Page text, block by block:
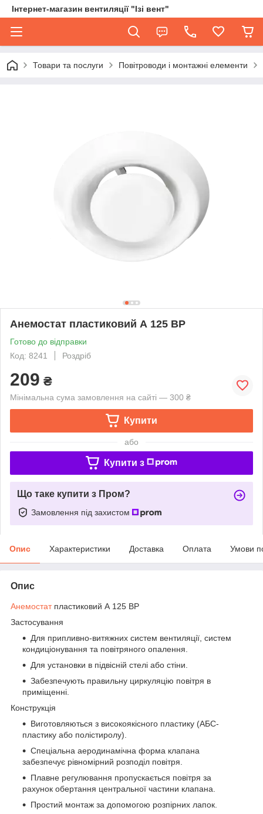
Інтернет-магазин вентиляції "Ізі вент"
Товари та послуги Повітроводи і монтажні елементи
Анемостат пластиковий А 125 ВР
Готово до відправки
Код: 8241
Роздріб
209 ₴
Мінімальна сума замовлення на сайті — 300 ₴
Купити
або
Купити з
Що таке купити з Пром?
Замовлення під захистом
Опис Характеристики Доставка Оплата Умови
Опис
Анемостатпластиковий А 125 ВР
Застосування
Для припливно-витяжних систем вентиляції, систем
кондиціонування та повітряного опалення.
Для установки в підвісній стелі або стіни.
Забезпечують правильну циркуляцію повітря в
приміщенні.
Конструкція
Виготовляються з високоякісного пластику (АБС-
пластику або полістиролу).
Спеціальна аеродинамічна форма клапана
забезпечує рівномірний розподіл повітря.
Плавне регулювання пропускається повітря за
рахунок обертання центральної частини клапана.
Простий монтаж за допомогою розпірних лапок.